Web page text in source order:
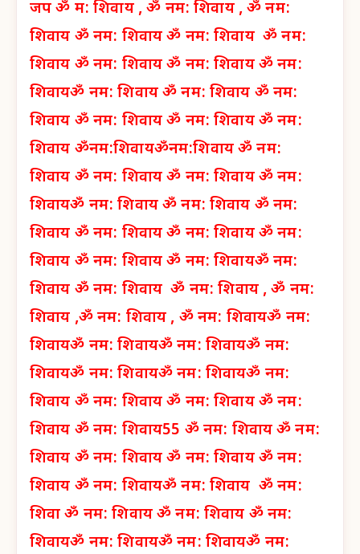
जप ॐ म: शिवाय , ॐ नम: शिवाय , ॐ नम:
शिवाय ॐ नम: शिवाय ॐ नम: शिवायॐ नम:
शिवाय ॐ नम: शिवाय ॐ नम: शिवायॐ नम:
शिवायॐ नम: शिवायॐ नम: शिवाय ॐ नम:
शिवाय ॐ नम: शिवाय ॐ नम: शिवायॐ नम:
शिवाय ॐनम:शिवायॐनम:शिवायॐ नम:
शिवाय ॐ नम: शिवाय ॐ नम: शिवायॐ नम:
शिवायॐ नम: शिवायॐ नम: शिवाय ॐ नम:
शिवाय ॐ नम: शिवाय ॐ नम: शिवायॐ नम:
शिवाय ॐ नम: शिवाय ॐ नम: शिवायॐ नम:
शिवाय ॐ नम: शिवाय ॐ नम: शिवाय , ॐ नम:
शिवाय ,ॐ नम: शिवाय , ॐ नम: शिवायॐ नम:
शिवायॐ नम: शिवायॐ नम: शिवायॐ नम:
शिवायॐ नम: शिवायॐ नम: शिवायॐ नम:
शिवाय ॐ नम: शिवाय ॐ नम: शिवायॐ नम:
शिवाय ॐ नम: शिवाय55 ॐ नम: शिवाय ॐ नम:
शिवाय ॐ नम: शिवाय ॐ नम: शिवायॐ नम:
शिवाय ॐ नम: शिवायॐ नम: शिवाय ॐ नम:
शिवा ॐ नम: शिवायॐ नम: शिवाय ॐ नम:
शिवायॐ नम: शिवायॐ नम: शिवायॐ नम: